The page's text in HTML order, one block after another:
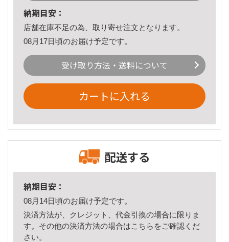
納期目安：
店舗在庫不足の為、取り寄せ注文となります。
08月17日頃のお届け予定です。
受け取り方法・送料について
カートに入れる
配送する
納期目安：
08月14日頃のお届け予定です。
決済方法が、クレジット、代金引換の場合に限りま
す。その他の決済方法の場合はこちら をご確認くだ
さい。